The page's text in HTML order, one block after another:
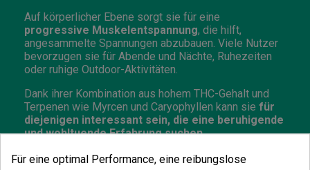
Auf körperlicher Ebene sorgt sie für eine
progressive Muskelentspannung, die hilft,
angesammelte Spannungen abzubauen. Viele Nutzer
bevorzugen sie für Abende und Nächte, Ruhezeiten
oder ruhige Outdoor-Aktivitäten.
Dank ihrer Kombination aus hohem THC-Gehalt und
Terpenen wie Myrcen und Caryophyllen kann sie für
diejenigen interessant sein, die eine beruhigende
und wohltuende Erfahrung suchen.
Geschmack und Aroma dieser Sorte
Für eine optimal Performance, eine reibungslose